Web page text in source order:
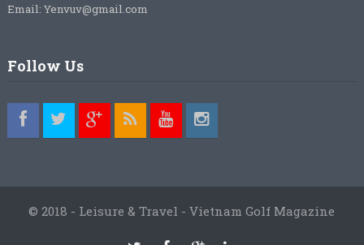
Email: Yenvuv@gmail.com
Follow Us
© 2018 - Leisure & Travel - Vietnam Golf Magazine